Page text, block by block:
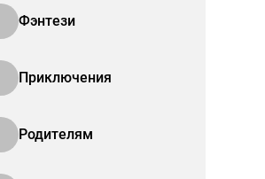
Фэнтези
Приключения
Родителям